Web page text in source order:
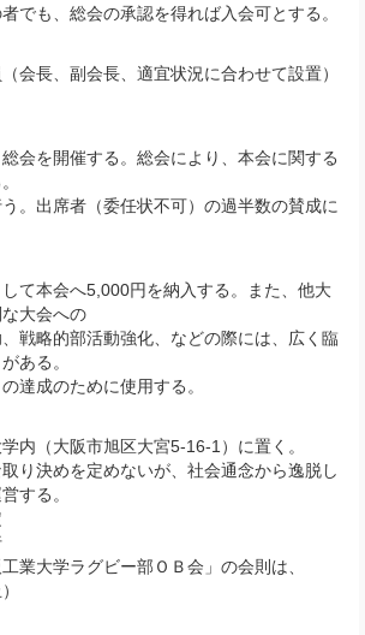
でも、総会の承認を得れば入会可とする。
会長、副会長、適宜状況に合わせて設置）
会を開催する。総会により、本会に関する
。出席者（委任状不可）の過半数の賛成に
て本会へ5,000円を納入する。また、他大
大会への
戦略的部活動強化、などの際には、広く臨
ある。
達成のために使用する。
内（大阪市旭区大宮5-16-1）に置く。
り決めを定めないが、社会通念から逸脱し
する。
業大学ラグビー部ＯＢ会」の会則は、